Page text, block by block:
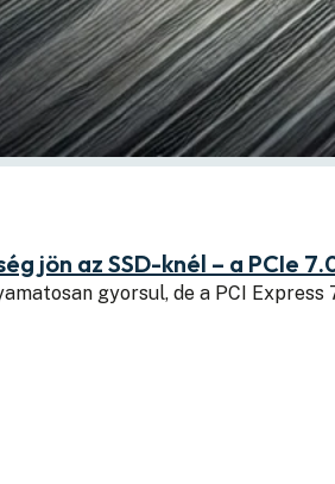
jön az SSD-knél – a PCIe
gyorsul, de a PCI Express